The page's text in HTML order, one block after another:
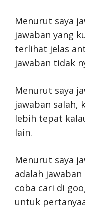
Menurut saya
jawaban yang
terlihat jelas
jawaban tidak
Menurut saya
jawaban salah,
lebih tepat
lain.
Menurut saya
adalah
coba cari di
untuk